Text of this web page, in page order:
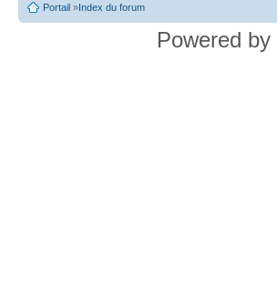
Portail »Index du forum
Powered by